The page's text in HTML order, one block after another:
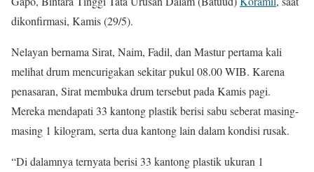
dikonfirmasi, Kamis (29/5).
Nelayan bernama Sirat, Naim, Fadil, dan Mastur pertama kali
melihat drum mencurigakan sekitar pukul 08.00 WIB. Karena
penasaran, Sirat membuka drum tersebut pada Kamis pagi.
Mereka mendapati 33 kantong plastik berisi sabu seberat masing-
masing 1 kilogram, serta dua kantong lain dalam kondisi rusak.
“Di dalamnya ternyata berisi 33 kantong plastik ukuran 1